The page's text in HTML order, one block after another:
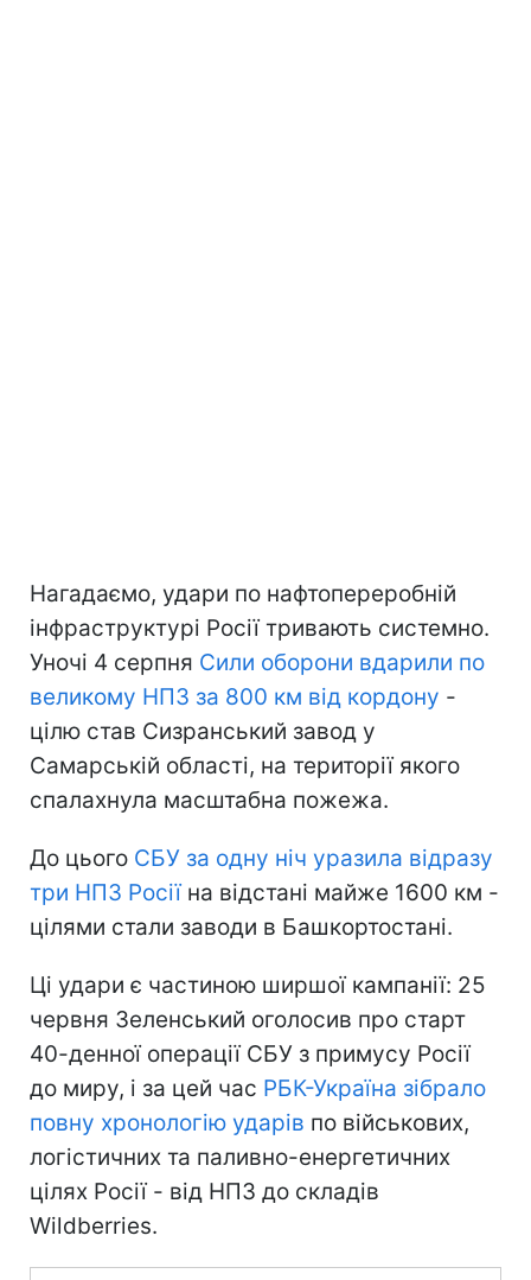
Нагадаємо, удари по нафтопереробній
інфраструктурі Росії тривають системно.
Уночі 4 серпня Сили оборони вдарили по
великому НПЗ за 800 км від кордону -
цілю став Сизранський завод у
Самарській області, на території якого
спалахнула масштабна пожежа.
До цього СБУ за одну ніч уразила відразу
три НПЗ Росіїна відстані майже 1600 км -
цілями стали заводи в Башкортостані.
Ці удари є частиною ширшої кампанії: 25
червня Зеленський оголосив про старт
40-денної операції СБУ з примусу Росії
до миру, і за цей час РБК-Україна зібрало
повну хронологію ударів по військових,
логістичних та паливно-енергетичних
цілях Росії - від НПЗ до складів
Wildberries.